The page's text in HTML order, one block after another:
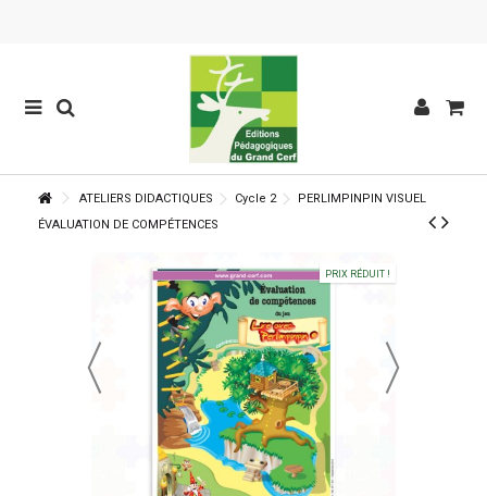
ATELIERS DIDACTIQUES Cycle 2
PERLIMPINPIN VISUEL
ÉVALUATION DE COMPÉTENCES
PRIX RÉDUIT !